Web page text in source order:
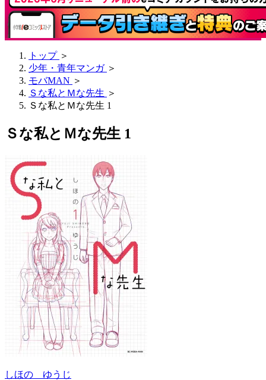
トップ ＞
少年・青年マンガ ＞
モバMAN ＞
Ｓな私とＭな先生 ＞
Ｓな私とＭな先生 1
Ｓな私とＭな先生 1
しほの ゆうじ